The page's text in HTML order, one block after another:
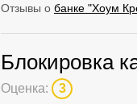
Отзывы о банке "Хоум
Блокировка
Оценка: 3